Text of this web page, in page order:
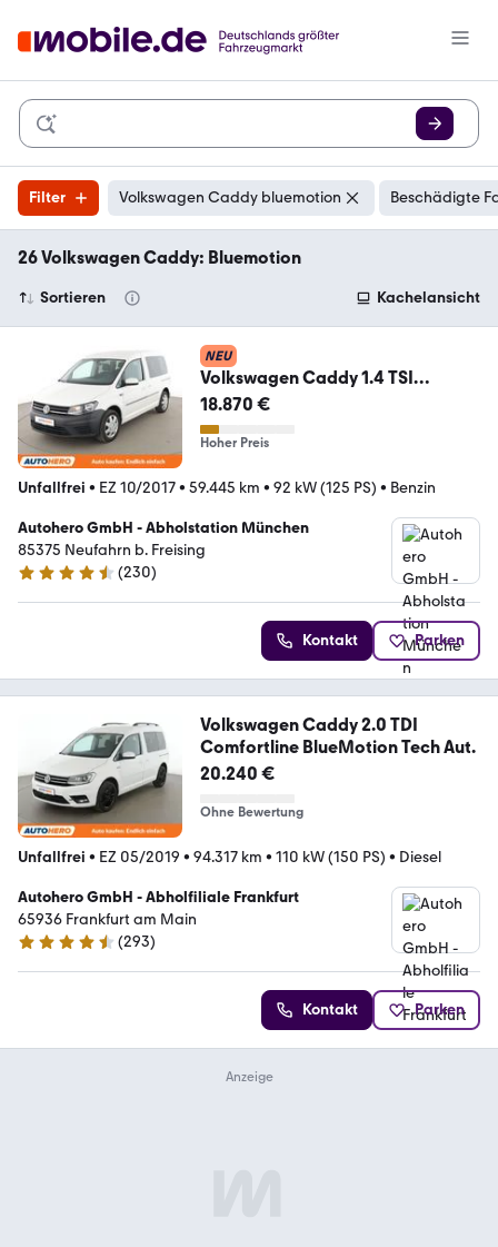
Filter Volkswagen Caddy bluemotion Beschädigte
26 Volkswagen Caddy: Bluemotion
Sortieren Kachelansicht
NEU
Volkswagen Caddy 1.4 TSI
Trendline BlueMotion
Tech*TEMPO*
18.870 €
Hoher Preis
Unfallfrei • EZ 10/2017• 59.445 km • 92 kW (125 PS) • Benzin
Autohero GmbH - Abholstation München
85375 Neufahrn b. Freising
4.4 Sterne
(230)
Kontakt Parken
Volkswagen Caddy 2.0 TDI
Comfortline BlueMotion Tech Aut.
20.240 €
Ohne Bewertung
Unfallfrei • EZ 05/2019 • 94.317 km • 110 kW (150 PS) • Diesel
Autohero GmbH - Abholfiliale Frankfurt
65936 Frankfurt am Main
4.6 Sterne
(293)
Kontakt Parken